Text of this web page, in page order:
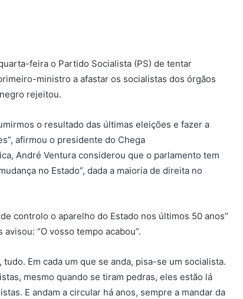
feira o Partido Socialista (PS) de tentar
ministro a afastar os socialistas dos órgãos
rejeitou.
o resultado das últimas eleições e fazer a
afirmou o presidente do Chega
André Ventura considerou que o parlamento tem
no Estado”, dada a maioria de direita no
controlo o aparelho do Estado nos últimos 50 anos”
“O vosso tempo acabou”.
Em cada um que se anda, pisa-se um socialista.
mesmo quando se tiram pedras, eles estão lá
E andam a circular há anos, sempre a mandar da